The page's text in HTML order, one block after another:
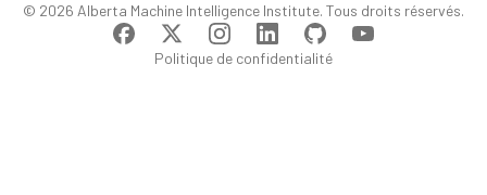
© 2026 Alberta Machine Intelligence Institute. Tous droits réservés.
Politique de confidentialité